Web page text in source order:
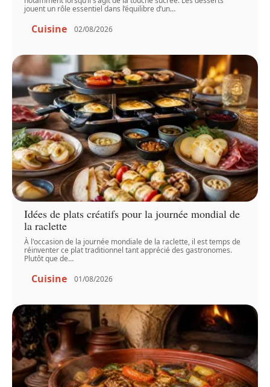
jouent un rôle essentiel dans l’équilibre d’un…
Cuisine 02/08/2026
Idées de plats créatifs pour la journée mondial de
la raclette
À l'occasion de la journée mondiale de la raclette, il est temps de
réinventer ce plat traditionnel tant apprécié des gastronomes.
Plutôt que de…
Cuisine 01/08/2026